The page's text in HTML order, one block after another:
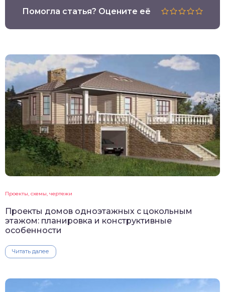
Помогла статья? Оцените её
Проекты, схемы, чертежи
Проекты домов одноэтажных с цокольным
этажом: планировка и конструктивные
особенности
Читать далее